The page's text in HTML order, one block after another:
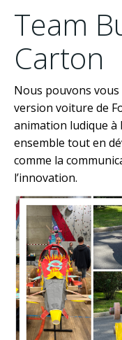
Team
Carton
Nous pouvons
version voiture de
animation ludique à
ensemble tout en
comme la
l’innovation.